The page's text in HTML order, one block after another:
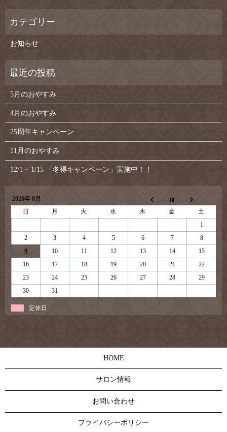
お知らせ
5月のおやすみ
4月のおやすみ
25周年キャンペーン
11月のおやすみ
12/1 ~ 1/15 「冬得キャンペーン」実施中！！
2026年 8月
日
月 火 水 木 金
土
1
2
3 4 5 6 7
8
9
10 11 12 13 14
15
16
17 18 19 20 21
22
23
24 25 26 27 28
29
30
31
定休日
HOME
サロン情報
お問い合わせ
プライバシーポリシー